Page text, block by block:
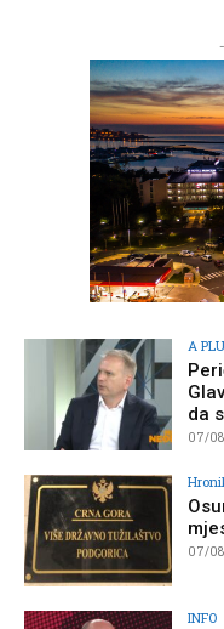
A
da
07/
07/
INFO